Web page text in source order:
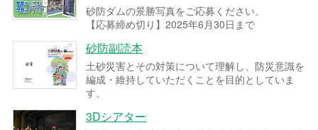
砂防ダムの景勝写真をご応募ください。
【応募締め切り】2025年6月30日まで
砂防副読本
土砂災害とその対策について理解し、防災意識を
編成・維持していただくことを目的としていま
す。
3Dシアター